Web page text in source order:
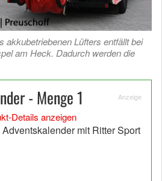
akkubetriebenen Lüfters entfällt bei
am Heck. Dadurch werden die
- Menge 1 Anzeige
Details anzeigen
mit Ritter Sport